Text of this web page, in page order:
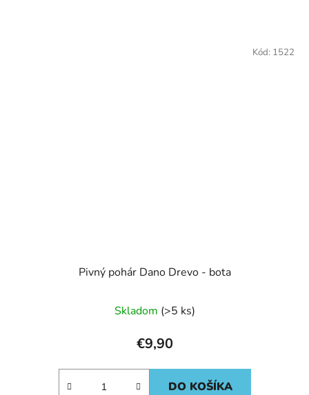
Pivný pohár Dano Drevo - bota
Skladom (>5 ks)
€9,90
DO KOŠÍKA
Kód: 1522